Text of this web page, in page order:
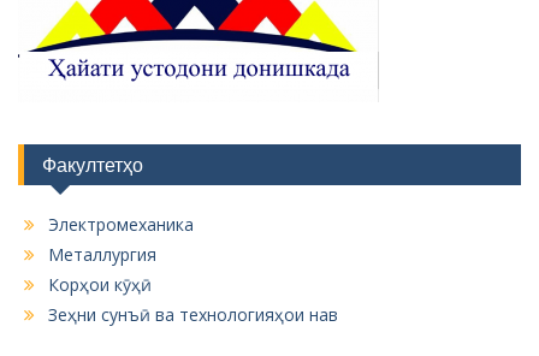
Факултетҳо
Электромеханика
Металлургия
Корҳои кӯҳӣ
Зеҳни сунъӣ ва технологияҳои нав